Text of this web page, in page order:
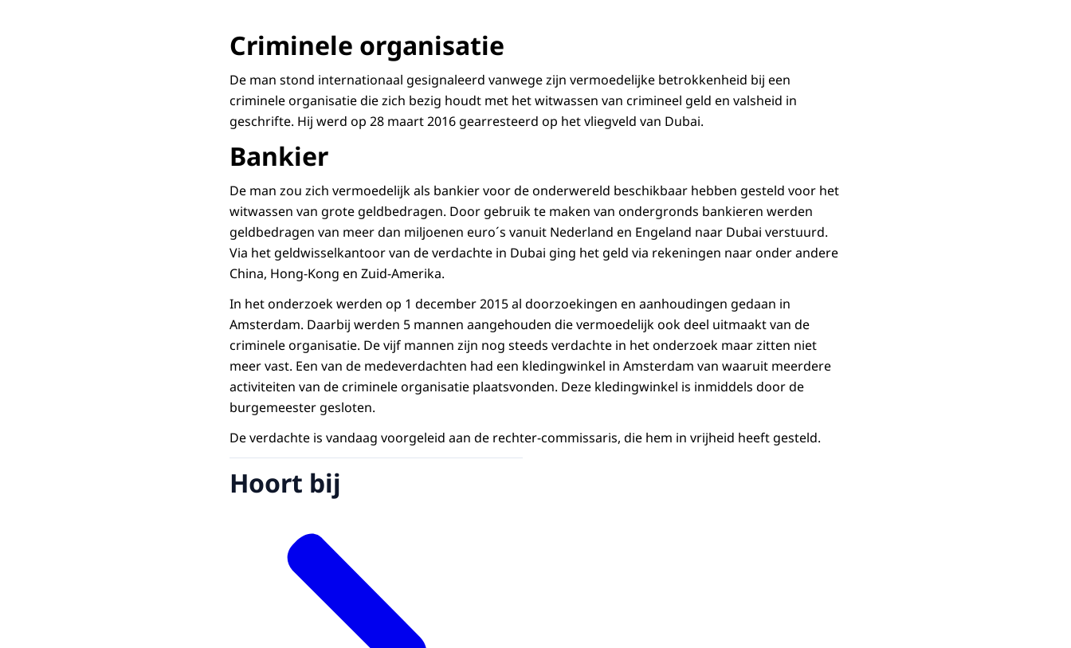
Criminele organisatie
De man stond internationaal gesignaleerd vanwege zijn vermoedelijke betrokkenheid bij een
criminele organisatie die zich bezig houdt met het witwassen van crimineel geld en valsheid in
geschrifte. Hij werd op 28 maart 2016 gearresteerd op het vliegveld van Dubai.
Bankier
De man zou zich vermoedelijk als bankier voor de onderwereld beschikbaar hebben gesteld voor het
witwassen van grote geldbedragen. Door gebruik te maken van ondergronds bankieren werden
geldbedragen van meer dan miljoenen euro´s vanuit Nederland en Engeland naar Dubai verstuurd.
Via het geldwisselkantoor van de verdachte in Dubai ging het geld via rekeningen naar onder andere
China, Hong-Kong en Zuid-Amerika.
In het onderzoek werden op 1 december 2015 al doorzoekingen en aanhoudingen gedaan in
Amsterdam. Daarbij werden 5 mannen aangehouden die vermoedelijk ook deel uitmaakt van de
criminele organisatie. De vijf mannen zijn nog steeds verdachte in het onderzoek maar zitten niet
meer vast. Een van de medeverdachten had een kledingwinkel in Amsterdam van waaruit meerdere
activiteiten van de criminele organisatie plaatsvonden. Deze kledingwinkel is inmiddels door de
burgemeester gesloten.
De verdachte is vandaag voorgeleid aan de rechter-commissaris, die hem in vrijheid heeft gesteld.
Hoort bij